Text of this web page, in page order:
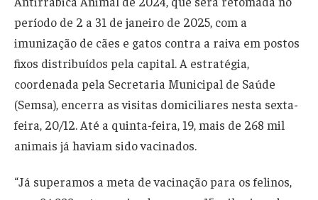
período de 2 a 31 de janeiro de 2025, com a
imunização de cães e gatos contra a raiva em postos
fixos distribuídos pela capital. A estratégia,
coordenada pela Secretaria Municipal de Saúde
(Semsa), encerra as visitas domiciliares nesta sexta-
feira, 20/12. Até a quinta-feira, 19, mais de 268 mil
animais já haviam sido vacinados.
“Já superamos a meta de vacinação para os felinos,